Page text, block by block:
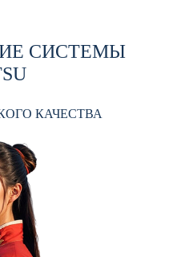
СИСТЕМЫ
КАЧЕСТВА